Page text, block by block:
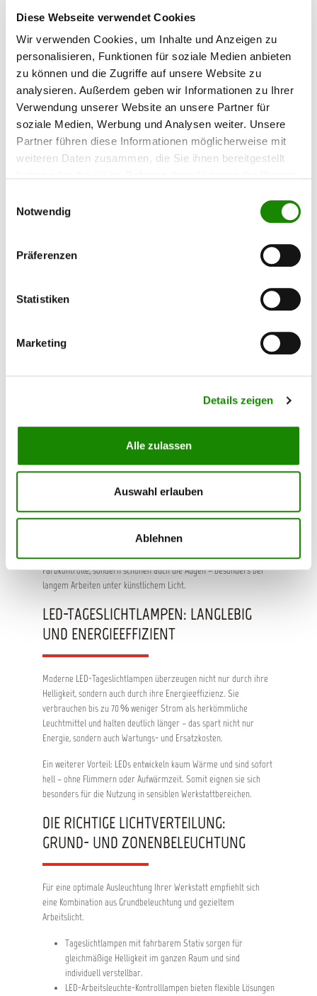
Diese Webseite verwendet Cookies
Wir verwenden Cookies, um Inhalte und Anzeigen zu
personalisieren, Funktionen für soziale Medien anbieten
zu können und die Zugriffe auf unsere Website zu
analysieren. Außerdem geben wir Informationen zu Ihrer
Verwendung unserer Website an unsere Partner für
soziale Medien, Werbung und Analysen weiter. Unsere
Partner führen diese Informationen möglicherweise mit
weiteren Daten zusammen, die Sie ihnen bereitgestellt
Notwendig
Präferenzen
Statistiken
Marketing
Details zeigen
Alle zulassen
Auswahl erlauben
Ablehnen
Schutzringe für die PPS Tageslichtlampen I & II
31,25 €*
LACKIEREREI UNVERZICHTBAR SIND
Die Qualität einer Lackierung steht und fällt mit der
.
hohenFarbwiedergabeindex (CRI)
. Dadurch lassen sich auch feine
Farbnuancen, Metallic- oder Perleffekte realistisch beurteilen –
TECHNIK, DIE FÜR KLARHEIT SORGT
Moderne Tageslichtlampen, insbesondere LED-Modelle, bieten
Konstante Lichtstärke unabhängig vom Ladezustand
bei hellen Tönen
Breitbandiges Farbspektrum
für eine natürliche
Farbwahrnehmung
Langlebigkeit und Energieeffizienzdurch moderne LED-
Diese Eigenschaften ermöglichen nicht nur eine präzise
Farbkontrolle, sondern schonen auch die Augen – besonders bei
langem Arbeiten unter künstlichem Licht.
LED-TAGESLICHTLAMPEN: LANGLEBIG
UND ENERGIEEFFIZIENT
Moderne LED-Tageslichtlampen überzeugen nicht nur durch ihre
Helligkeit, sondern auch durch ihre Energieeffizienz. Sie
verbrauchen bis zu 70 % weniger Strom als herkömmliche
Leuchtmittel und halten deutlich länger – das spart nicht nur
Energie, sondern auch Wartungs- und Ersatzkosten.
Ein weiterer Vorteil: LEDs entwickeln kaum Wärme und sind sofort
hell – ohne Flimmern oder Aufwärmzeit. Somit eignen sie sich
besonders für die Nutzung in sensiblen Werkstattbereichen.
DIE RICHTIGE LICHTVERTEILUNG:
GRUND- UND ZONENBELEUCHTUNG
Für eine optimale Ausleuchtung Ihrer Werkstatt empfiehlt sich
eine Kombination aus Grundbeleuchtung und gezieltem
Arbeitslicht.
Tageslichtlampen mit fahrbarem Stativ sorgen für
gleichmäßige Helligkeit im ganzen Raum und sind
individuell verstellbar.
LED-Arbeitsleuchte-Kontrolllampen bieten flexible Lösungen